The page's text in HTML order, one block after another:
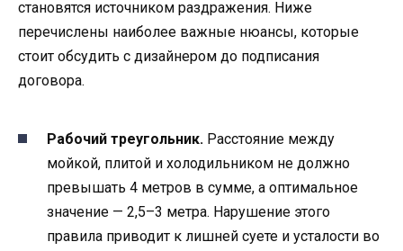
становятся источником раздражения. Ниже
перечислены наиболее важные нюансы, которые
стоит обсудить с дизайнером до подписания
договора.
Рабочий треугольник. Расстояние между
мойкой, плитой и холодильником не должно
превышать 4 метров в сумме, а оптимальное
значение — 2,5–3 метра. Нарушение этого
правила приводит к лишней суете и усталости во